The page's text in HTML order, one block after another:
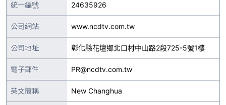
統一編號 24635926
公司網站 www.ncdtv.com.tw
公司地址 彰化縣花壇鄉北口村中山路2段725-5號1樓
電子郵件 PR@ncdtv.com.tw
英文簡稱 New Changhua